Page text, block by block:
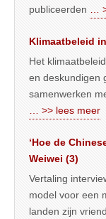
publiceerden …
Klimaatbeleid
Het
en deskundigen
samenwerken
… >> lees meer
‘Hoe de
Weiwei (3)
Vertaling
model voor een
landen zijn